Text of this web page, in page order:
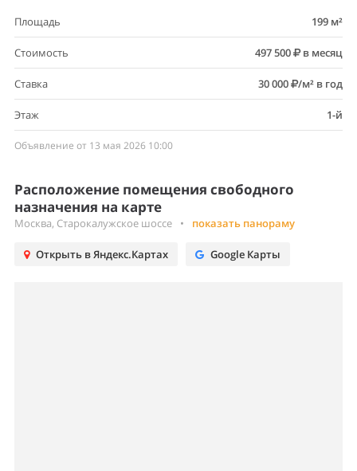
Площадь 199 м²
Стоимость 497 500 в месяц
Ставка 30 000 /м² в год
Этаж 1-й
Объявление от 13 мая 2026 10:00
Расположение помещения свободного
назначения на карте
Москва, Старокалужское шоссе • показать панораму
Открыть в Яндекс.Картах Google Карты